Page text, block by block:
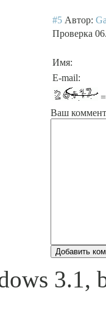
#5 Автор:
Проверка
Имя:
E-mail:
=
Ваш
3.1,